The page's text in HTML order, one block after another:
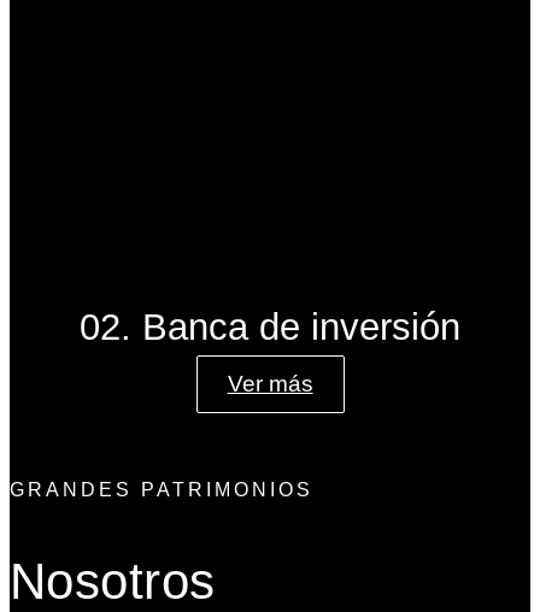
02. Banca de inversión
Ver más
GRANDES PATRIMONIOS
Nosotros